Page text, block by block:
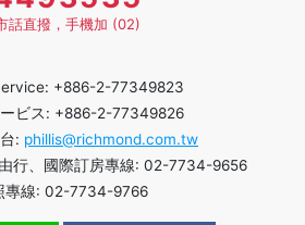
話直撥，手機加 (02)
+886-2-77349823
ビス: +886-2-77349826
: phillis@richmond.com.tw
行、國際訂房專線: 02-7734-9656
專線: 02-7734-9766